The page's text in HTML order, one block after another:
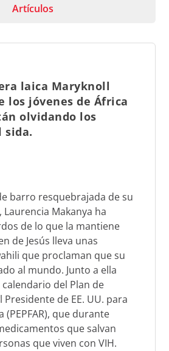
Artículos
laica Maryknoll
los jóvenes de África
olvidando los
sida.
barro resquebrajada de su
Makanya ha
de lo que la mantiene
de Jesús lleva unas
que proclaman que su
al mundo. Junto a ella
del Plan de
Presidente de EE. UU. para
(PEPFAR), que durante
que salvan
que viven con VIH.